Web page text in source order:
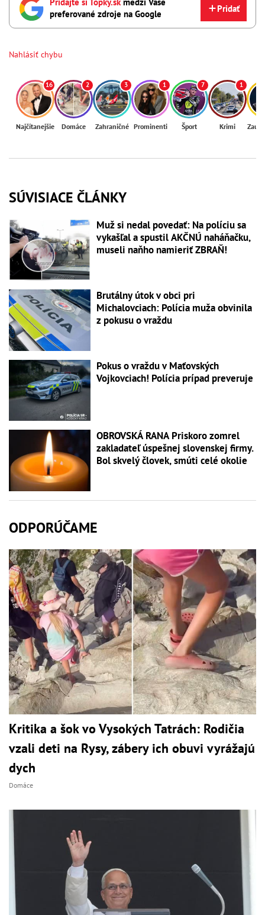
Pridajte si Topky.skmedzi Vaše
preferované zdroje na Google
Pridať
Nahlásiť chybu
16
Najčítanejšie
2
Domáce
3
Zahraničné
1
Prominenti
7
Šport
1
Krimi
SÚVISIACE ČLÁNKY
Muž si nedal povedať: Na políciu sa
vykašľal a spustil AKČNÚ naháňačku,
museli naňho namieriť ZBRAŇ!
Brutálny útok v obci pri
Michalovciach: Polícia muža obvinila
z pokusu o vraždu
Pokus o vraždu v Maťovských
Vojkovciach! Polícia prípad preveruje
OBROVSKÁ RANA Priskoro zomrel
zakladateľ úspešnej slovenskej firmy.
Bol skvelý človek, smúti celé okolie
ODPORÚČAME
Kritika a šok vo Vysokých Tatrách: Rodičia
vzali deti na Rysy, zábery ich obuvi vyrážajú
dych
Domáce